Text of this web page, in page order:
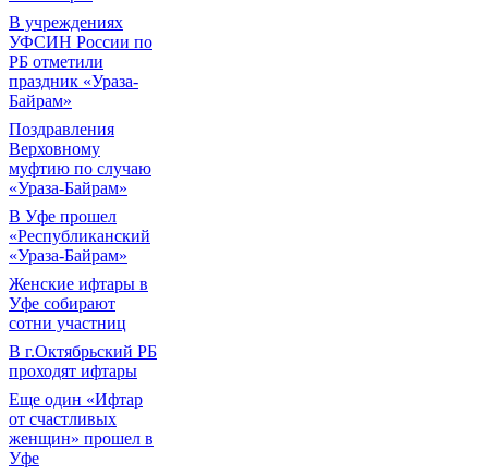
В учреждениях
УФСИН России по
РБ отметили
праздник «Ураза-
Байрам»
Поздравления
Верховному
муфтию по случаю
«Ураза-Байрам»
В Уфе прошел
«Республиканский
«Ураза-Байрам»
Женские ифтары в
Уфе собирают
сотни участниц
В г.Октябрьский РБ
проходят ифтары
Еще один «Ифтар
от счастливых
женщин» прошел в
Уфе